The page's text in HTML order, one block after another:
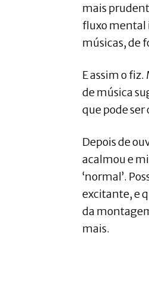
mais
fluxo mental
músicas, de
E assim o
de música
que pode
Depois de
acalmou e
‘normal’.
excitante, e
da
mais.